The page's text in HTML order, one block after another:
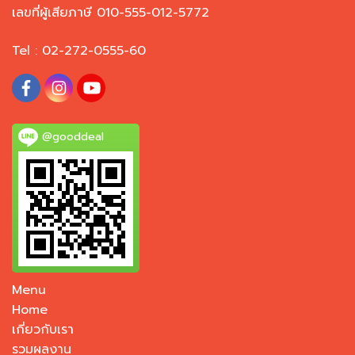
เลขที่ผู้เสียภาษี 010-555-012-5772
Tel : 02-272-0555-60
@gooddeal
Menu
Home
เกี่ยวกับเรา
รวมผลงาน